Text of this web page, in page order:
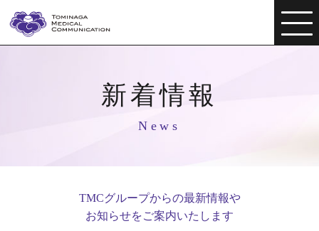
新着情報
News
TMCグループからの最新情報や
お知らせをご案内いたします